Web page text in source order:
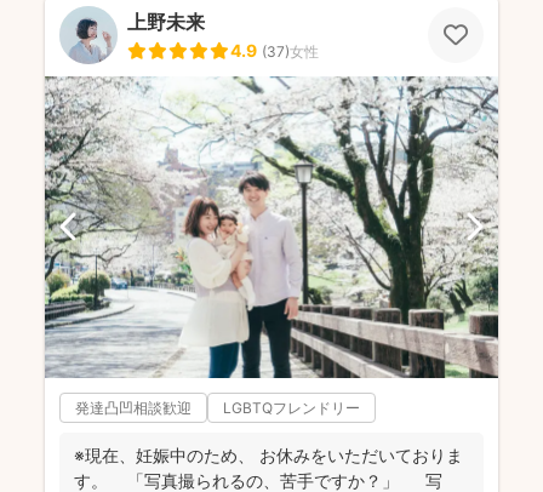
上野未来
4.9 (37)女性
発達凸凹相談歓迎 LGBTQフレンドリー
※現在、妊娠中のため、 お休みをいただいておりま
す。 「写真撮られるの、苦手ですか？」 写